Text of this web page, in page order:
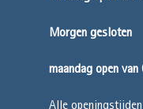
Morgen gesloten
maandag open
Alle openingstijden